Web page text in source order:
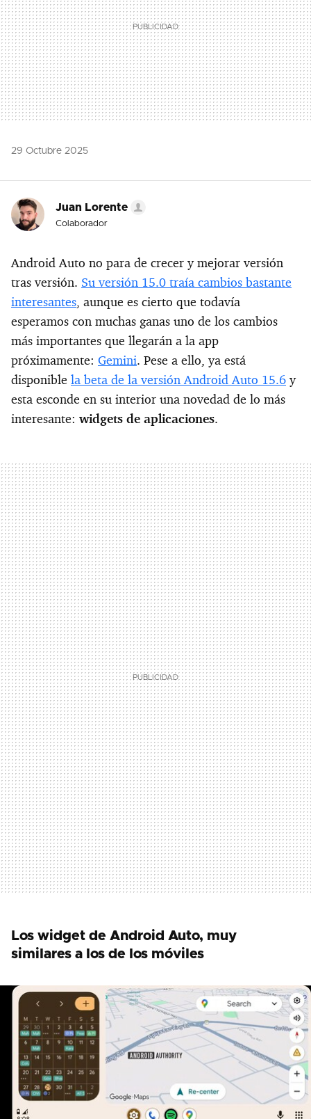
29 Octubre 2025
Juan Lorente
Colaborador
Android Auto no para de crecer y mejorar versión
tras versión. Su versión 15.0 traía cambios bastante
interesantes, aunque es cierto que todavía
esperamos con muchas ganas uno de los cambios
más importantes que llegarán a la app
próximamente: Gemini. Pese a ello, ya está
disponible la beta de la versión Android Auto 15.6 y
esta esconde en su interior una novedad de lo más
interesante: widgets de aplicaciones.
Los widget de Android Auto, muy
similares a los de los móviles